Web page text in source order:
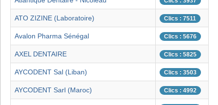
ATO ZIZINE (Laboratoire) Clics : 7511
Avalon Pharma Sénégal Clics : 5676
AXEL DENTAIRE Clics : 5825
AYCODENT Sal (Liban) Clics : 3503
AYCODENT Sarl (Maroc) Clics : 4992